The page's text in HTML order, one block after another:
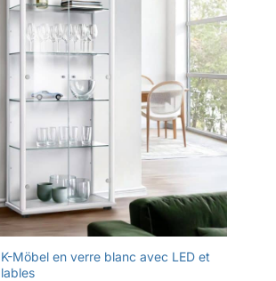
Möbel en verre blanc avec LED et